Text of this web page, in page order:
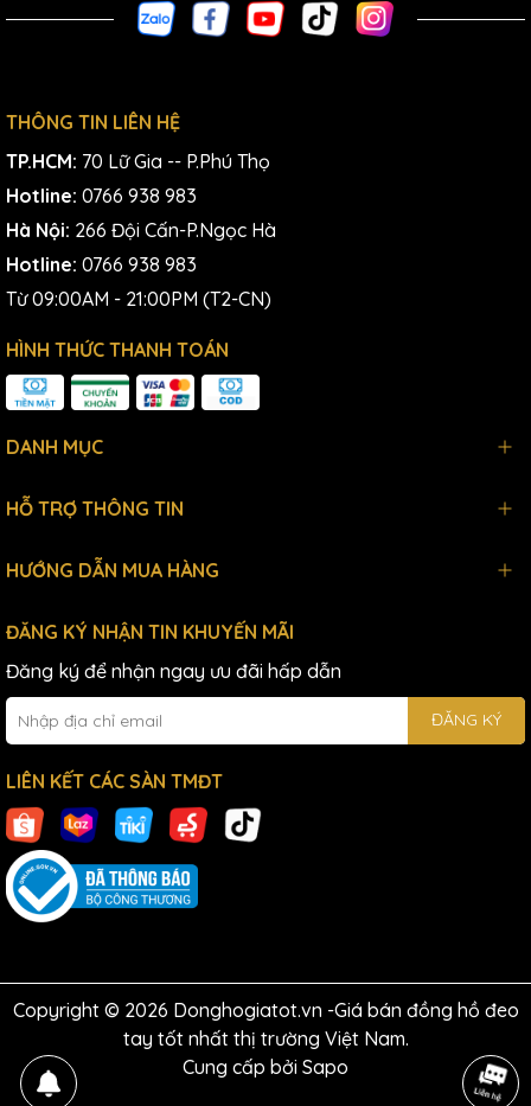
THÔNG TIN LIÊN HỆ
TP.HCM: 70 Lữ Gia -- P.Phú Thọ
Hotline: 0766 938 983
Hà Nội: 266 Đội Cấn-P.Ngọc Hà
Hotline: 0766 938 983
Từ 09:00AM - 21:00PM (T2-CN)
HÌNH THỨC THANH TOÁN
DANH MỤC
HỖ TRỢ THÔNG TIN
HƯỚNG DẪN MUA HÀNG
ĐĂNG KÝ NHẬN TIN KHUYẾN MÃI
Đăng ký để nhận ngay ưu đãi hấp dẫn
ĐĂNG KÝ
LIÊN KẾT CÁC SÀN TMĐT
Copyright © 2026 Donghogiatot.vn -Giá bán đồng hồ đeo
tay tốt nhất thị trường Việt Nam.
Cung cấp bởi Sapo